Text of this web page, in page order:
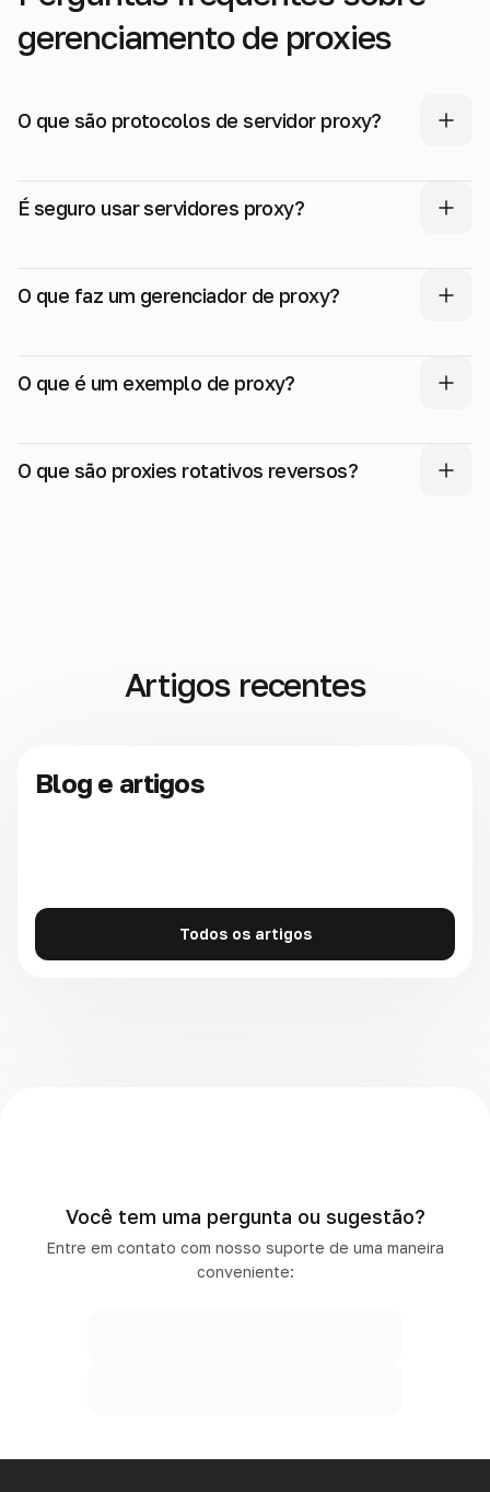
gerenciamento de proxies
O que são protocolos de servidor proxy?
É seguro usar servidores proxy?
O que faz um gerenciador de proxy?
O que é um exemplo de proxy?
O que são proxies rotativos reversos?
Artigos recentes
Blog e artigos
Todos os artigos
Você tem uma pergunta ou sugestão?
Entre em contato com nosso suporte de uma maneira
conveniente: